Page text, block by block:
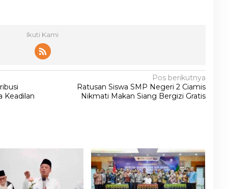
Ikuti Kami
Keadilan
Pos berikutnya
Ratusan Siswa SMP Negeri 2 Ciamis
Nikmati Makan Siang Bergizi Gratis